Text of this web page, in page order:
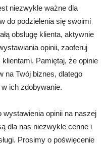
niezwykle ważne dla
do podzielenia się swoimi
obsługę klienta, aktywnie
opinii, zaoferuj
Pamiętaj, że opinie
na Twój biznes, dlatego
ich zdobywanie.
opinii na naszej
dla nas niezwykle cenne i
Prosimy o poświęcenie